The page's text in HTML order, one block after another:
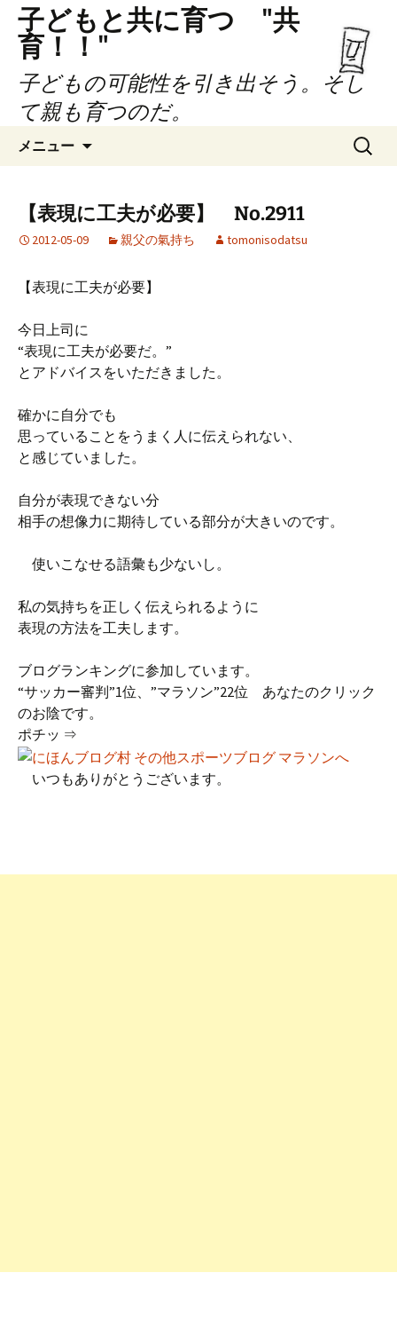
子どもと共に育つ "共
育！！"
子どもの可能性を引き出そう。そし
て親も育つのだ。
メニュー
ン
ツ
キ
検
索:
【表現に工夫が必要】 No.2911
2012-05-09 親父の氣持ち tomonisodatsu
【表現に工夫が必要】
今日上司に
“表現に工夫が必要だ。”
とアドバイスをいただきました。
確かに自分でも
思っていることをうまく人に伝えられない、
と感じていました。
自分が表現できない分
相手の想像力に期待している部分が大きいのです。
使いこなせる語彙も少ないし。
私の気持ちを正しく伝えられるように
表現の方法を工夫します。
ブログランキングに参加しています。
“サッカー審判”1位、”マラソン”22位 あなたのクリック
のお陰です。
ポチッ ⇒
いつもありがとうございます。